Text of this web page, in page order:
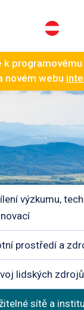
k
novém webu
výzkumu,
prostředí a
lidských zdrojů
sítě a